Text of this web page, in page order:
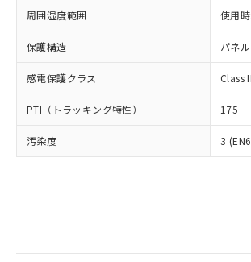
周囲湿度範囲 使用
保護構造 パネ
感電保護クラス Class II
PTI（トラッキング特性） 175
汚染度 3
お客様が当ウェブサイト上
登録された部品リストにつ
および当社の共同利用者が
品・サービスに関するお客
引・商談に必要な範囲で利用
※当社の共同利用者とは、"
の「
用者の範囲」に記載されて
※3 非含有証明書ダウンロー
下記の非含有証明書をダウンロー
とができます。
EU RoHS指令（10物質）の非含有
51物質の非含有証明書（当社基準
※本証明書は発行日時点で非含有
るもので、過去に遡って非含有を
い合わせください。
キャ